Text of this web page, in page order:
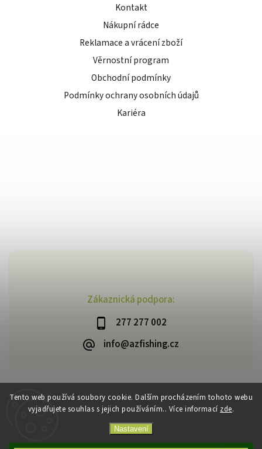
Tento web používá soubory cookie. Dalším procházením tohoto webu
vyjadřujete souhlas s jejich používáním.. Více informací zde.
Nastavení
Zákaznická podpora:
277 277 002
info@azfishing.cz
Kontakt
Nákupní rádce
Reklamace a vrácení zboží
Věrnostní program
Obchodní podmínky
Podmínky ochrany osobních údajů
Kariéra
Copyright 2026AzFishing.cz. Všechna práva vyhrazena.
VytvořilShoptet| Design